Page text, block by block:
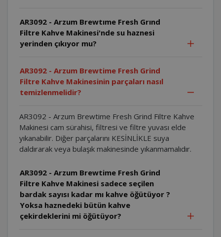
AR3092 - Arzum Brewtıme Fresh Grınd
Filtre Kahve Makinesi'nde su haznesi
yerinden çıkıyor mu?
AR3092 - Arzum Brewtime Fresh Grind
Filtre Kahve Makinesinin parçaları nasıl
temizlenmelidir?
AR3092 - Arzum Brewtime Fresh Grind Filtre Kahve
Makinesi cam sürahisi, filtresi ve filtre yuvası elde
yıkanabilir. Diğer parçalarını KESİNLİKLE suya
daldırarak veya bulaşık makinesinde yıkanmamalıdır.
AR3092 - Arzum Brewtime Fresh Grind
Filtre Kahve Makinesi sadece seçilen
bardak sayısı kadar mı kahve öğütüyor ?
Yoksa haznedeki bütün kahve
çekirdeklerini mi öğütüyor?